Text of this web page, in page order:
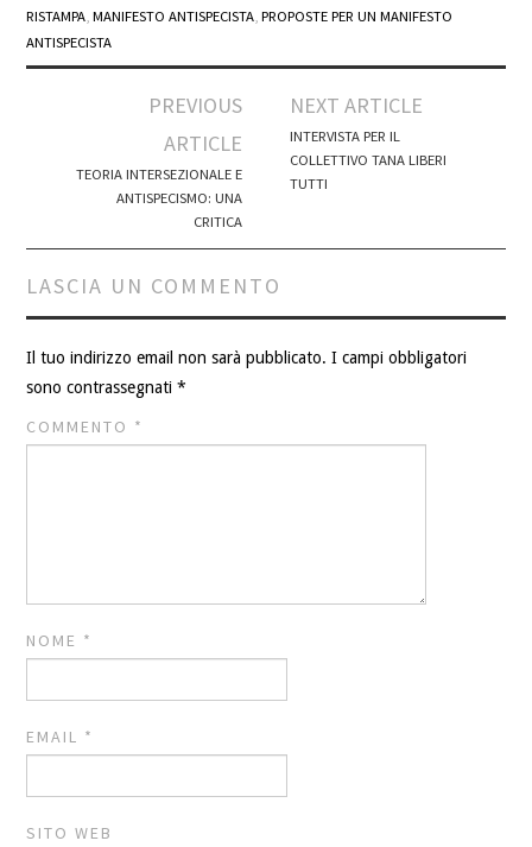
RISTAMPA ,MANIFESTO ANTISPECISTA ,PROPOSTE PER UN MANIFESTO
ANTISPECISTA
PREVIOUS
ARTICLE
TEORIA INTERSEZIONALE E
ANTISPECISMO: UNA
CRITICA
NEXT ARTICLE
INTERVISTA PER IL
COLLETTIVO TANA LIBERI
TUTTI
LASCIA UN COMMENTO
Il tuo indirizzo email non sarà pubblicato. I campi obbligatori
sono contrassegnati*
COMMENTO *
NOME *
EMAIL *
SITO WEB